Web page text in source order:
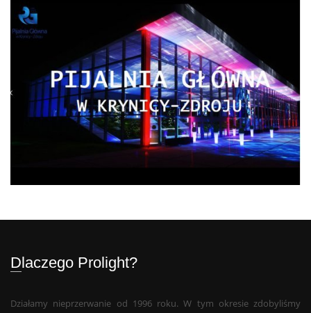
Dlaczego Prolight?
Działamy nieprzerwanie od 1996 roku. W tym okresie zdobyliśmy